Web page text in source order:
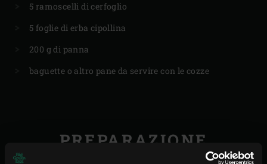
5 ramoscelli di cerfoglio
5 foglie di erba cipollina
200 g di panna
baguette o altro pane da servire con le cozze
PREPARAZIONE